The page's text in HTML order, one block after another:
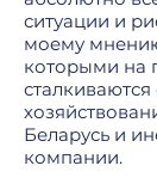
ситуации и
моему
которыми на
сталкиваются
Беларусь и
компании.